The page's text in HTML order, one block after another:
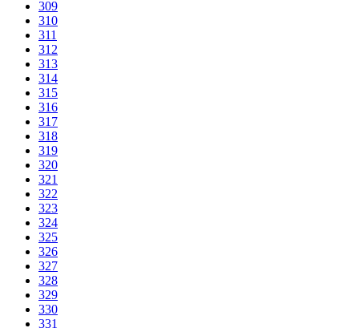
309
310
311
312
313
314
315
316
317
318
319
320
321
322
323
324
325
326
327
328
329
330
331